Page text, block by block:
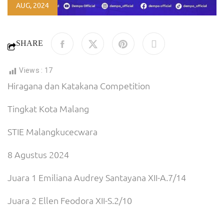
AUG, 2024
SHARE
Views : 17
Hiragana dan Katakana Competition
Tingkat Kota Malang
STIE Malangkucecwara
8 Agustus 2024
Juara 1 Emiliana Audrey Santayana XII-A.7/14
Juara 2 Ellen Feodora XII-S.2/10